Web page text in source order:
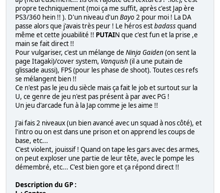
propre techniquement (moi ça me suffit, après c'est Jap ère
PS3/360 hein !! ). D'un niveau d'unBayo 2 pour moi ! La DA
passe alors que j'avais très peur ! Le héros estbadassquand
même et cette jouabilité !! PUTAIN que c'est fun et la prise ,e
main se fait direct !!
Pour vulgariser, c'est un mélange de Ninja Gaiden (on sent la
page Itagaki)/cover system, Vanquish (il a une putain de
glissade aussi), FPS (pour les phase de shoot). Toutes ces refs
se mélangent bien !!
Ce n'est pas le jeu du siècle mais ça fait le job et surtout sur la
U, ce genre de jeu n'est pas présent à par avec PG !
Un jeu d'arcade fun à la Jap comme je les aime !!
J'ai fais 2 niveaux (un bien avancé avec un squad à nos côté), et
l'intro ou on est dans une prison et on apprend les coups de
base, etc...
C'est violent, jouissif ! Quand on tape les gars avec des armes,
on peut exploser une partie de leur tête, avec le pompe les
démembré, etc... C'est bien gore et ça répond direct !!
Description du GP :